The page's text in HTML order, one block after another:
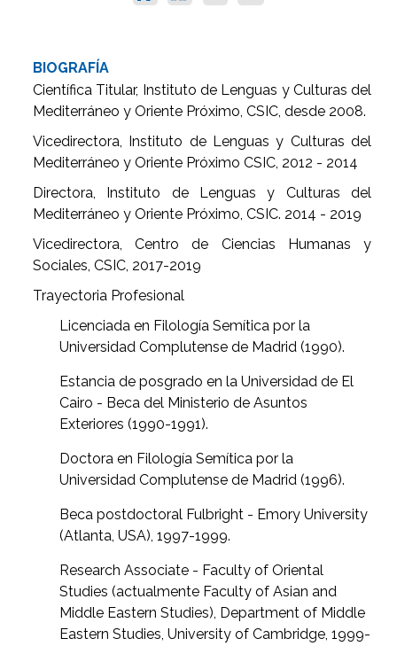
BIOGRAFÍA
Científica Titular, Instituto de Lenguas y Culturas del
Mediterráneo y Oriente Próximo, CSIC, desde 2008.
Vicedirectora, Instituto de Lenguas y Culturas del
Mediterráneo y Oriente Próximo CSIC, 2012 - 2014
Directora, Instituto de Lenguas y Culturas del
Mediterráneo y Oriente Próximo, CSIC. 2014 - 2019
Vicedirectora, Centro de Ciencias Humanas y
Sociales, CSIC, 2017-2019
Trayectoria Profesional
Licenciada en Filología Semítica por la
Universidad Complutense de Madrid (1990).
Estancia de posgrado en la Universidad de El
Cairo - Beca del Ministerio de Asuntos
Exteriores (1990-1991).
Doctora en Filología Semítica por la
Universidad Complutense de Madrid (1996).
Beca postdoctoral Fulbright - Emory University
(Atlanta, USA), 1997-1999.
Research Associate - Faculty of Oriental
Studies (actualmente Faculty of Asian and
Middle Eastern Studies), Department of Middle
Eastern Studies, University of Cambridge, 1999-